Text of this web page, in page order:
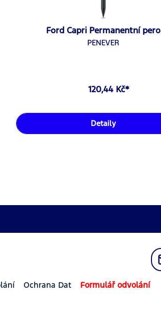
Ford Capri Permanentní pero
PENEVER
120,44 Kč*
Detaily
Ochrana Dat
Formulář odvolání